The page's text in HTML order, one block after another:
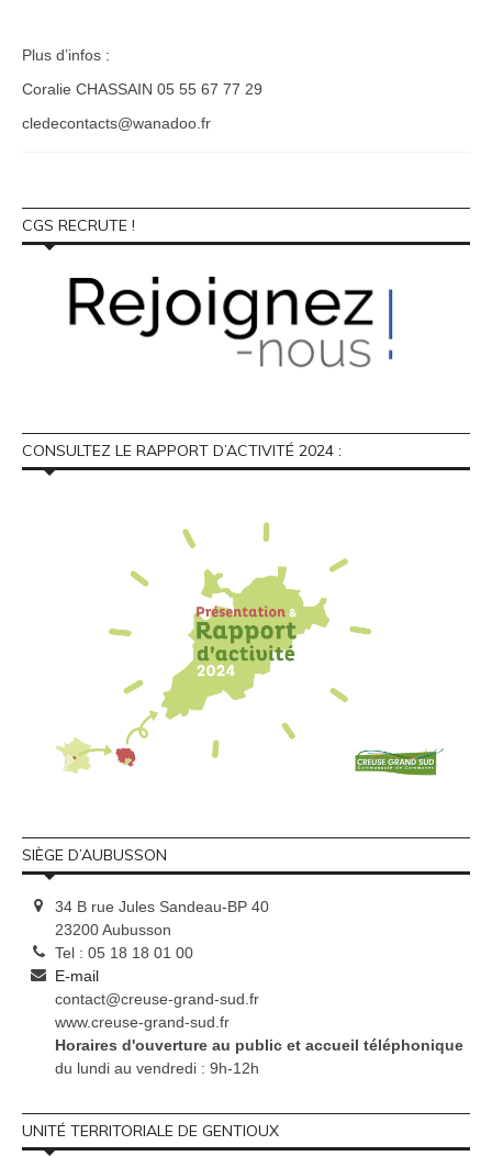
Plus d’infos :
Coralie CHASSAIN 05 55 67 77 29
cledecontacts@wanadoo.fr
CGS RECRUTE !
CONSULTEZ LE RAPPORT D’ACTIVITÉ 2024 :
SIÈGE D’AUBUSSON
34 B rue Jules Sandeau-BP 40
23200 Aubusson
Tel : 05 18 18 01 00
E-mail
contact@creuse-grand-sud.fr
www.creuse-grand-sud.fr
Horaires d'ouverture au public et accueil téléphonique
du lundi au vendredi : 9h-12h
UNITÉ TERRITORIALE DE GENTIOUX